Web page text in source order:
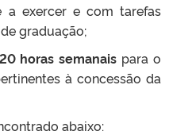
a exercer e com tarefas
graduação;
20 horas semanais para o
à concessão da
abaixo: